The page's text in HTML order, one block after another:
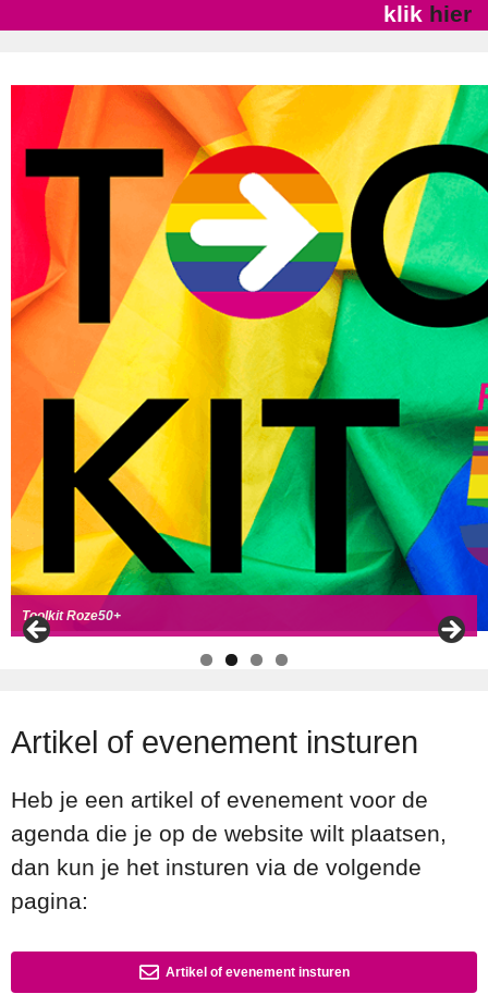
klik hier
Roze50+ zoekt coll
Toolkit Roze50+
Handboek Roze Loper
Handreiking voor Roze 50+ ambassadeurs
Artikel of evenement insturen
Heb je een artikel of evenement voor de
agenda die je op de website wilt plaatsen,
dan kun je het insturen via de volgende
pagina:
Artikel of evenement insturen